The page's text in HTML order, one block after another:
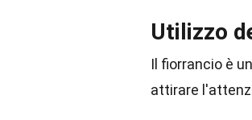
Utilizzo
Il fiorrancio è
attirare